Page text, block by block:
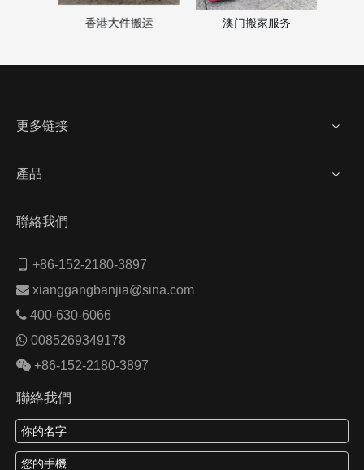
香港大件搬运 澳门搬家服务
更多链接
產品
聯絡我們
+86-152-2180-3897
 xianggangbanjia@sina.com
 400-630-6066
 0085269349178
 +86-152-2180-3897
聯絡我們